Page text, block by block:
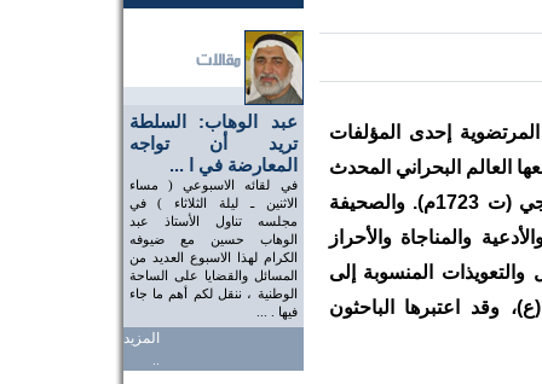
عبد الوهاب: السلطة
تريد أن تواجه
المعارضة في ا ...
في لقائه الاسبوعي ( مساء
الاثنين ـ ليلة الثلاثاء ) في
مجلسه تناول الأستاذ عبد
الوهاب حسين مع ضيوفه
الكرام لهذا الاسبوع العديد من
المسائل والقضايا على الساحة
الوطنية ، ننقل لكم أهم ما جاء
فيها . ...
المزيد
..
المرتضوية إحدى المؤلفات
العالم البحراني المحدث
الشيخ عبدالله بن صالح السماهيجي (ت 1723م). والصحيفة
والمناجاة والأحراز
والتعويذات المنسوبة إلى
وقد اعتبرها الباحثون